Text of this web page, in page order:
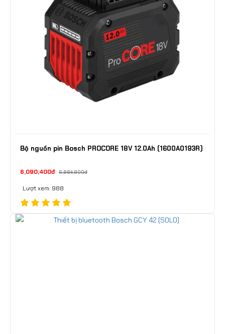
Bộ nguồn pin Bosch PROCORE 18V 12.0Ah (1600A0193R)
6,090,400đ 6,884,800đ
Lượt xem: 988